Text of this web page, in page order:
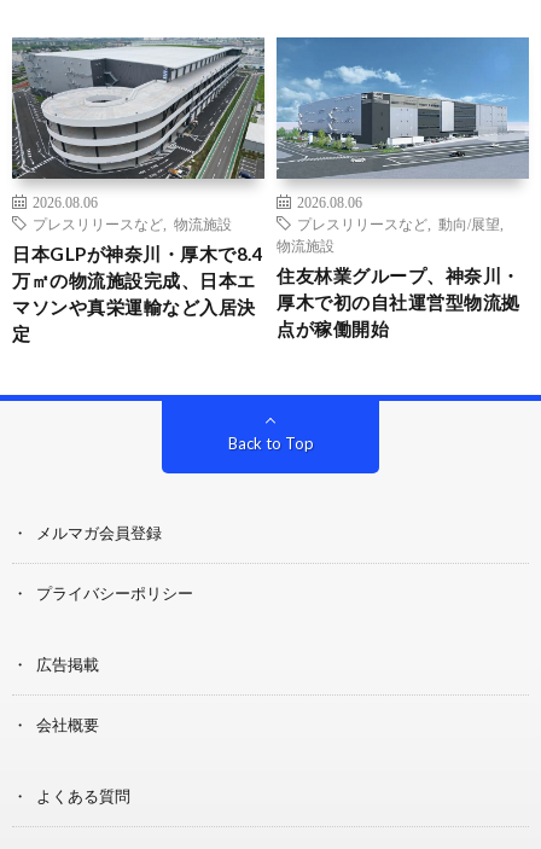
2026.08.06
プレスリリースなど
物流施設
日本GLPが神奈川・厚木で8.4
万㎡の物流施設完成、日本エ
マソンや真栄運輸など入居決
定
2026.08.06
プレスリリースなど
動向/展望
物流施設
住友林業グループ、神奈川・
厚木で初の自社運営型物流拠
点が稼働開始
Back to Top
メルマガ会員登録
プライバシーポリシー
広告掲載
会社概要
よくある質問